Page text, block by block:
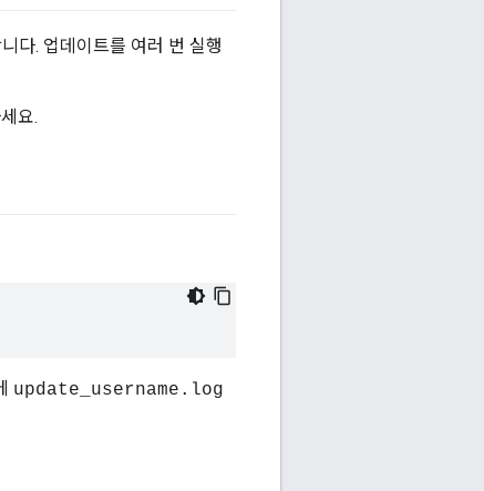
다. 업데이트를 여러 번 실행
요.
update_username.log